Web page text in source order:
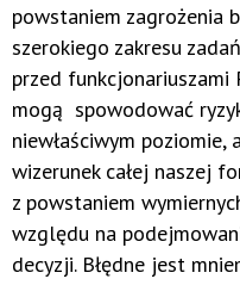
powstaniem zagrożenia
szerokiego zakresu
przed funkcjonariuszami
mogą spowodować
niewłaściwym poziomie,
wizerunek całej naszej
z powstaniem
względu na
decyzji. Błędne jest